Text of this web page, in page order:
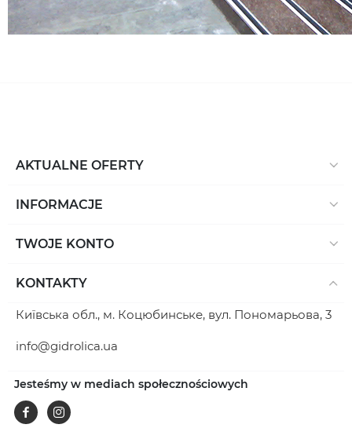
AKTUALNE OFERTY
INFORMACJE
TWOJE KONTO
KONTAKTY
Київська обл., м. Коцюбинське, вул. Пономарьова, 3
info@gidrolica.ua
Jesteśmy w mediach społecznościowych
FacebookInstagram